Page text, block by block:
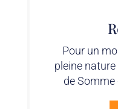
Pour un
pleine
de